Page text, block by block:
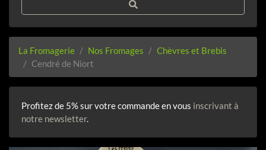
La Fromagerie Nos Fromages
Chèvres et Brebis
Cendré de Niort
Profitez de 5% sur votre commande en vous inscrivant à
notre newsletter.